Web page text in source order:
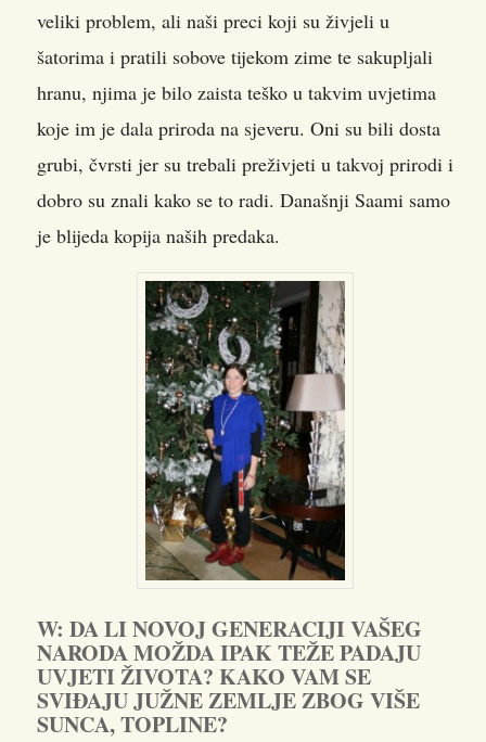
veliki problem, ali naši preci koji su živjeli u
šatorima i pratili sobove tijekom zime te sakupljali
hranu, njima je bilo zaista teško u takvim uvjetima
koje im je dala priroda na sjeveru. Oni su bili dosta
grubi, čvrsti jer su trebali preživjeti u takvoj prirodi i
dobro su znali kako se to radi. Današnji Saami samo
je blijeda kopija naših predaka.
W: DA LI NOVOJ GENERACIJI VAŠEG
NARODA MOŽDA IPAK TEŽE PADAJU
UVJETI ŽIVOTA? KAKO VAM SE
SVIĐAJU JUŽNE ZEMLJE ZBOG VIŠE
SUNCA, TOPLINE?